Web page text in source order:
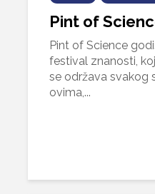
Pint of
Pint of Science
festival znanosti,
se održava svakog
ovima,...